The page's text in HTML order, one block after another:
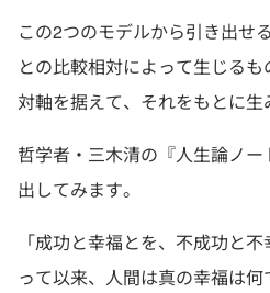
この2つのモデルから引き出せ
との比較相対によって生じる
対軸を据えて、それをもとに生
哲学者・三木清の『人生論ノ
出してみます。
「成功と幸福とを、不成功と
って以来、人間は真の幸福は